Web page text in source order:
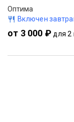
Оптима
Включен
от 3 000 ₽ для 2